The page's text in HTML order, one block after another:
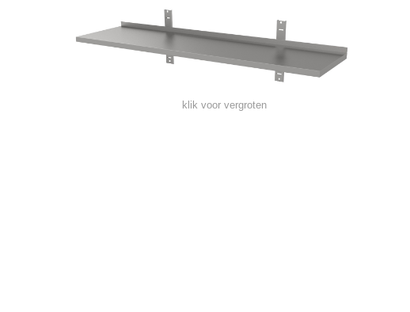
klik voor vergroten